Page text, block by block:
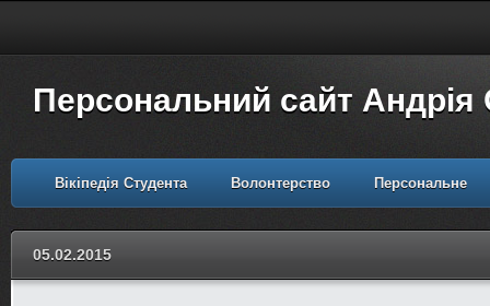
Персональний сайт Андрія
Вікіпедія Студента Волонтерство Персональне
05.02.2015